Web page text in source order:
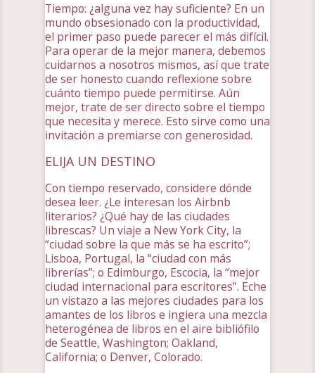
Tiempo: ¿alguna vez hay suficiente? En un
mundo obsesionado con la productividad,
el primer paso puede parecer el más difícil.
Para operar de la mejor manera, debemos
cuidarnos a nosotros mismos, así que trate
de ser honesto cuando reflexione sobre
cuánto tiempo puede permitirse. Aún
mejor, trate de ser directo sobre el tiempo
que necesita y merece. Esto sirve como una
invitación a premiarse con generosidad.
ELIJA UN DESTINO
Con tiempo reservado, considere dónde
desea leer. ¿Le interesan los Airbnb
literarios? ¿Qué hay de las ciudades
librescas? Un viaje a New York City, la
“ciudad sobre la que más se ha escrito”;
Lisboa, Portugal, la “ciudad con más
librerías”; o Edimburgo, Escocia, la “mejor
ciudad internacional para escritores”. Eche
un vistazo a las mejores ciudades para los
amantes de los libros e ingiera una mezcla
heterogénea de libros en el aire bibliófilo
de Seattle, Washington; Oakland,
California; o Denver, Colorado.